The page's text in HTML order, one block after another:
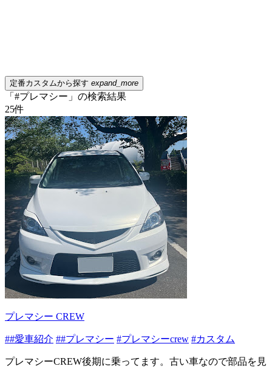
定番カスタムから探す expand_more
「#プレマシー」の検索結果
25件
プレマシー CREW
##愛車紹介 ##プレマシー #プレマシーcrew #カスタム
プレマシーCREW後期に乗ってます。古い車なので部品を見